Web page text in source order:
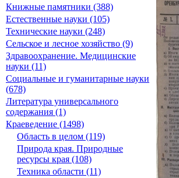
Книжные памятники (388)
Естественные науки (105)
Технические науки (248)
Сельское и лесное хозяйство (9)
Здравоохранение. Медицинские
науки (11)
Социальные и гуманитарные науки
(678)
Литература универсального
содержания (1)
Краеведение (1498)
Область в целом (119)
Природа края. Природные
ресурсы края (108)
Техника области (11)